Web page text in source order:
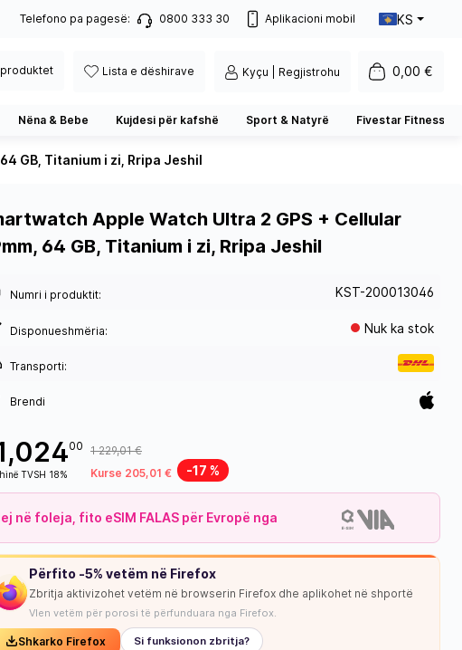
Telefono pa pagesë: 0800 333 30 Aplikacioni mobil KS
Lista e dëshirave Kyçu | Regjistrohu 0,00 €
Nëna & Bebe Kujdesi për kafshë Sport & Natyrë Fivestar Fitness
GB, Titanium i zi, Rripa Jeshil
NUK KA STOK
Apple Watch Ultra 2 GPS + Cellular
64 GB, Titanium i zi, Rripa Jeshil
Numri i produktit: KST-200013046
Disponueshmëria: Nuk ka stok
Transporti:
Brendi
00
TVSH 18%
1 229,01 €
Kurse 205,01 €
-17 %
në foleja, fito eSIM FALAS për Evropë nga
Përfito -5% vetëm në Firefox
Zbritja aktivizohet vetëm në browserin Firefox dhe aplikohet në shportë
Vlen vetëm për porosi të përfunduara nga Firefox.
Shkarko Firefox Si funksionon zbritja?